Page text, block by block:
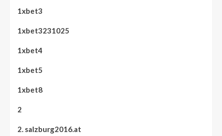
1xbet3
1xbet3231025
1xbet4
1xbet5
1xbet8
2
2. salzburg2016.at